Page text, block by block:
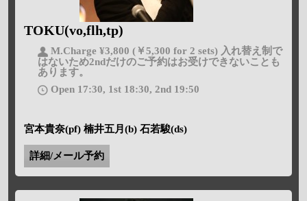
TOKU(vo,flh,tp)
M.Charge ¥3,800 (￥5,300 for 2 sets) 入れ替え制で
はないため2ndだけのご予約はお受けできないことも
あります。
Open 17:30, 1st 18:30, 2nd 19:50
宮本貴奈(pf) 楠井五月(b) 石若駿(ds)
詳細/メール予約